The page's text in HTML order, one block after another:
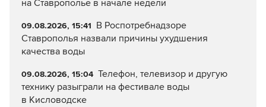
на Ставрополье в начале недели
09.08.2026, 15:41 В Роспотребнадзоре
Ставрополья назвали причины ухудшения
качества воды
09.08.2026, 15:04 Телефон, телевизор и другую
технику разыграли на фестивале воды
в Кисловодске